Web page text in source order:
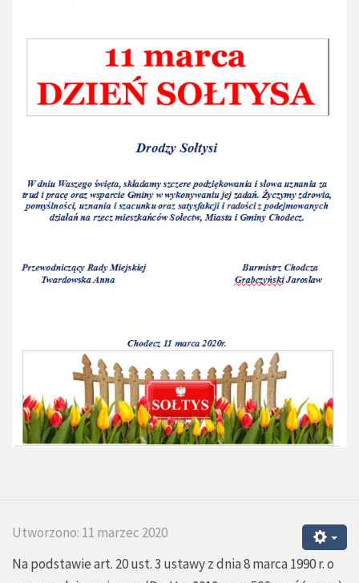
Utworzono: 11 marzec 2020
Na podstawie art. 20 ust. 3 ustawy z dnia 8 marca 1990 r. o